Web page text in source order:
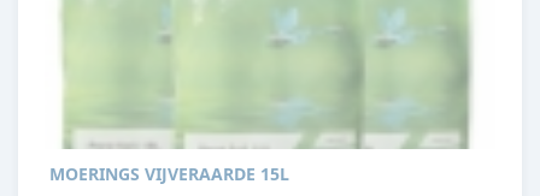
MOERINGS VIJVERAARDE 15L